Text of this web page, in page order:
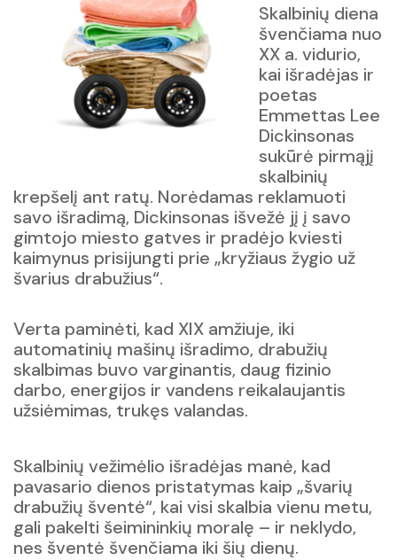
Skalbinių diena
švenčiama nuo
XX a. vidurio,
kai išradėjas ir
poetas
Emmettas Lee
Dickinsonas
sukūrė pirmąjį
skalbinių
krepšelį ant ratų. Norėdamas reklamuoti
savo išradimą, Dickinsonas išvežė jį į savo
gimtojo miesto gatves ir pradėjo kviesti
kaimynus prisijungti prie „kryžiaus žygio už
švarius drabužius“.
Verta paminėti, kad XIX amžiuje, iki
automatinių mašinų išradimo, drabužių
skalbimas buvo varginantis, daug fizinio
darbo, energijos ir vandens reikalaujantis
užsiėmimas, trukęs valandas.
Skalbinių vežimėlio išradėjas manė, kad
pavasario dienos pristatymas kaip „švarių
drabužių šventė“, kai visi skalbia vienu metu,
gali pakelti šeimininkių moralę – ir neklydo,
nes šventė švenčiama iki šių dienų.